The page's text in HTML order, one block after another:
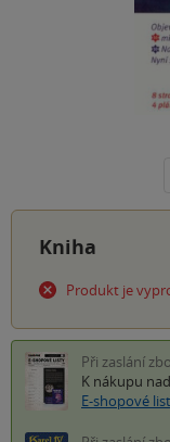
Kniha
Produkt je
Při zaslání
K nákupu
E-shopové